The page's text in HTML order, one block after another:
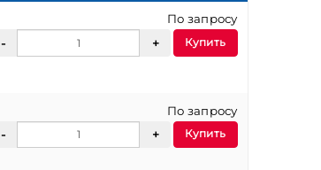
По запросу
Купить
По запросу
Купить